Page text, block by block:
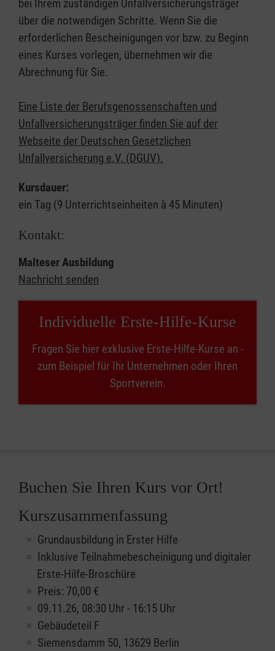
bei Ihrem zuständigen Unfallversicherungsträger
über die notwendigen Schritte. Wenn Sie die
erforderlichen Bescheinigungen vor bzw. zu Beginn
eines Kurses vorlegen, übernehmen wir die
Abrechnung für Sie.
Eine Liste der Berufsgenossenschaften und
Unfallversicherungsträger finden Sie auf der
Webseite der Deutschen Gesetzlichen
Unfallversicherung e.V. (DGUV).
Kursdauer:
ein Tag (9 Unterrichtseinheiten à 45 Minuten)
Kontakt:
Malteser Ausbildung
Nachricht senden
Individuelle Erste-Hilfe-Kurse
Fragen Sie hier exklusive Erste-Hilfe-Kurse an -
zum Beispiel für Ihr Unternehmen oder Ihren
Sportverein.
Buchen Sie Ihren Kurs vor Ort!
Kurszusammenfassung
Grundausbildung in Erster Hilfe
Inklusive Teilnahmebescheinigung und digitaler
Erste-Hilfe-Broschüre
Preis: 70,00 €
09.11.26, 08:30 Uhr - 16:15 Uhr
Gebäudeteil F
Siemensdamm 50, 13629 Berlin